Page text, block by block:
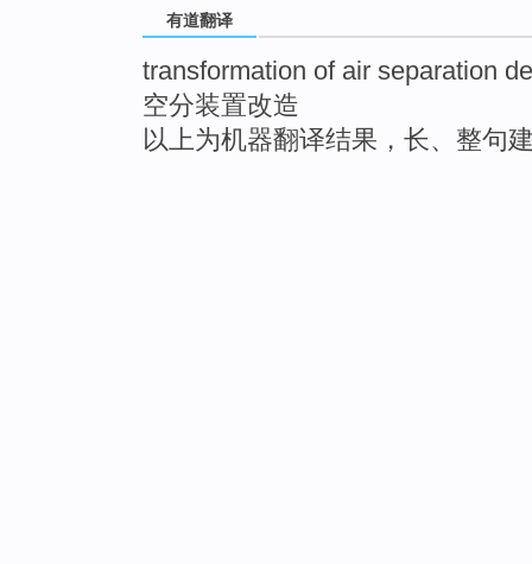
有道翻译
transformation of air separation
空分装置改造
以上为机器翻译结果，长、整句